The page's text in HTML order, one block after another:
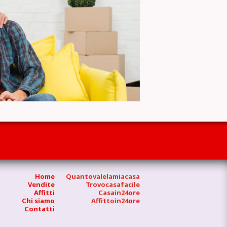
Home
Vendite
Affitti
Chi siamo
Contatti
Quantovalelamiacasa
Trovocasafacile
Casain24ore
Affittoin24ore